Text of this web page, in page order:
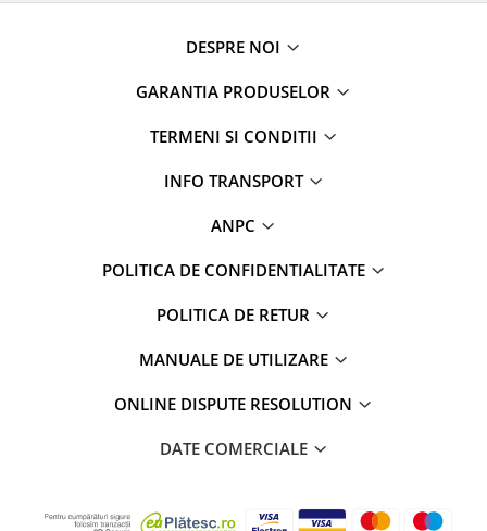
DESPRE NOI
GARANTIA PRODUSELOR
TERMENI SI CONDITII
INFO TRANSPORT
ANPC
POLITICA DE CONFIDENTIALITATE
POLITICA DE RETUR
MANUALE DE UTILIZARE
ONLINE DISPUTE RESOLUTION
DATE COMERCIALE